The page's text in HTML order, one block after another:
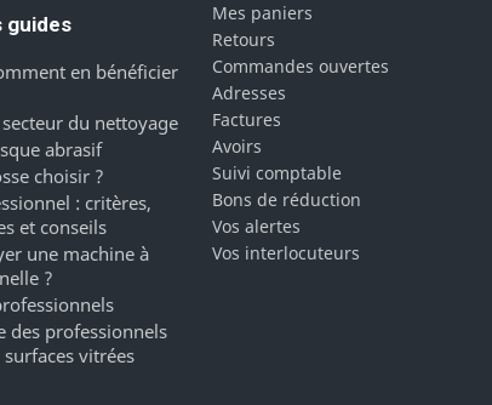
guides
en bénéficier
secteur du nettoyage
abrasif
choisir ?
: critères,
et conseils
une machine à
?
des professionnels
vitrées
Mes paniers
Retours
Commandes ouvertes
Adresses
Factures
Avoirs
Suivi comptable
Bons de réduction
Vos alertes
Vos interlocuteurs